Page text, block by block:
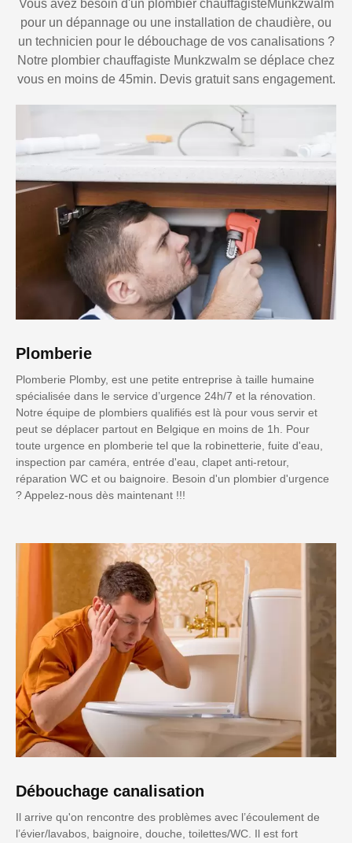
Vous avez besoin d'un plombier chauffagisteMunkzwalm
pour un dépannage ou une installation de chaudière, ou
un technicien pour le débouchage de vos canalisations ?
Notre plombier chauffagiste Munkzwalm se déplace chez
vous en moins de 45min. Devis gratuit sans engagement.
Plomberie
Plomberie Plomby, est une petite entreprise à taille humaine
spécialisée dans le service d’urgence 24h/7 et la rénovation.
Notre équipe de plombiers qualifiés est là pour vous servir et
peut se déplacer partout en Belgique en moins de 1h. Pour
toute urgence en plomberie tel que la robinetterie, fuite d'eau,
inspection par caméra, entrée d'eau, clapet anti-retour,
réparation WC et ou baignoire. Besoin d'un plombier d'urgence
? Appelez-nous dès maintenant !!!
Débouchage canalisation
Il arrive qu'on rencontre des problèmes avec l’écoulement de
l’évier/lavabos, baignoire, douche, toilettes/WC. Il est fort